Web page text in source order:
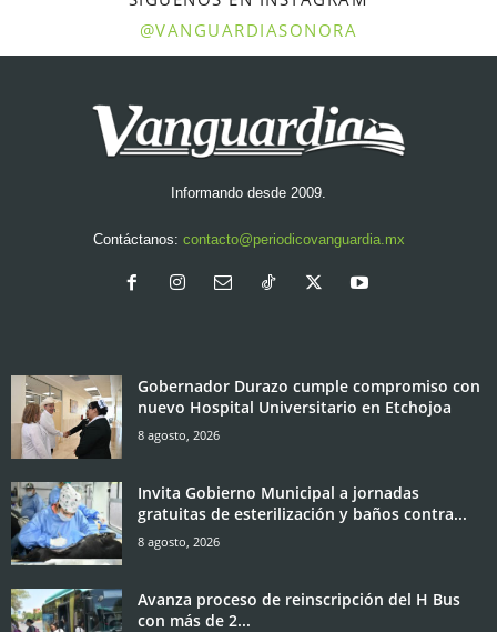
@VANGUARDIASONORA
Informando desde 2009.
Contáctanos: contacto@periodicovanguardia.mx
Gobernador Durazo cumple compromiso con
nuevo Hospital Universitario en Etchojoa
8 agosto, 2026
Invita Gobierno Municipal a jornadas
gratuitas de esterilización y baños contra...
8 agosto, 2026
Avanza proceso de reinscripción del H Bus
con más de 2...